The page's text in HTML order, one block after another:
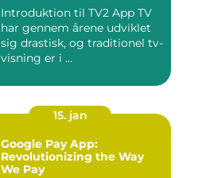
Introduktion til TV2 App TV
har gennem årene udviklet
sig drastisk, og traditionel tv-
visning er i ...
15. jan
Google Pay App:
Revolutionizing the Way
We Pay